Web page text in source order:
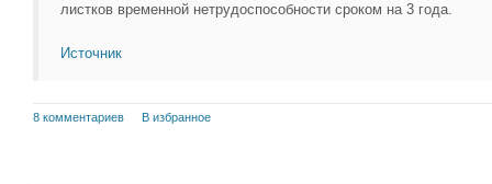
листков временной нетрудоспособности сроком на 3 года.
Источник
8 комментариев В избранное